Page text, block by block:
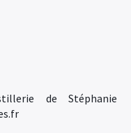
de Stéphanie